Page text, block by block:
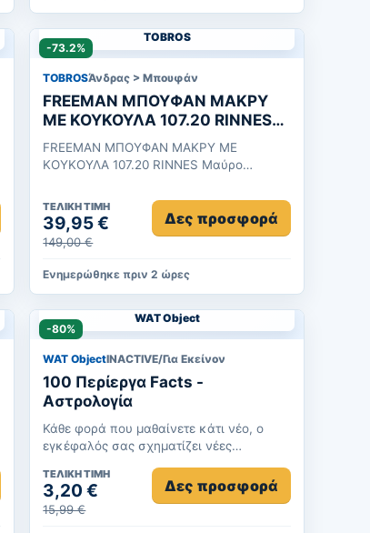
TOBROS
-73.2%
TOBROSΆνδρας > Μπουφάν
FREEMAN ΜΠΟΥΦΑΝ ΜΑΚΡΥ
ΜΕ ΚΟΥΚΟΥΛΑ 107.20 RINNES
Μαύρο
FREEMAN ΜΠΟΥΦΑΝ ΜΑΚΡΥ ΜΕ
ΚΟΥΚΟΥΛΑ 107.20 RINNES Μαύρο
ΤΕΛΙΚΉ ΤΙΜΉ
39,95 €
149,00 €
Δες προσφορά
Ενημερώθηκε πριν 2 ώρες
WAT Object
-80%
WAT ObjectINACTIVE/Για Εκείνον
100 Περίεργα Facts -
Αστρολογία
Κάθε φορά που μαθαίνετε κάτι νέο, ο
εγκέφαλός σας σχηματίζει νέες
μάθ...
ΤΕΛΙΚΉ ΤΙΜΉ
3,20 €
15,99 €
Δες προσφορά